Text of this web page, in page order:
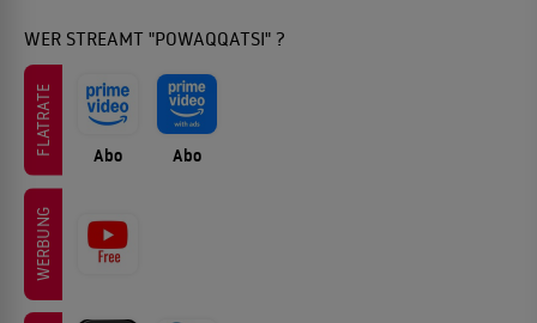
WER STREAMT "POWAQQATSI" ?
FLATRATE Abo Abo
WERBUNG